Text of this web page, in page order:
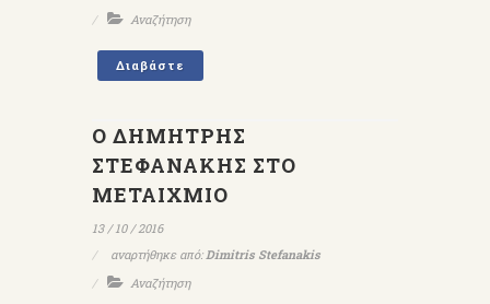
Αναζήτηση
Διαβάστε
Ο ΔΗΜΗΤΡΗΣ
ΣΤΕΦΑΝΑΚΗΣ ΣΤΟ
ΜΕΤΑΙΧΜΙΟ
13 / 10 / 2016
αναρτήθηκε από:Dimitris Stefanakis
Αναζήτηση